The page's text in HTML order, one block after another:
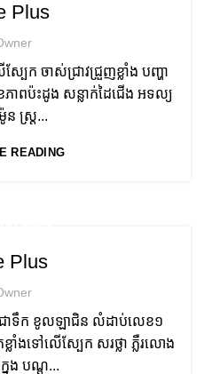
Plus
បែក ចាស់ជ្រាវជ្រួញខ្លាំង បញ្ហា
ពប៉ះដូង សន្លាក់ដៃជើង អទល្យ
ន ស្រ្ត...
READING
Plus
ាទឹក ខូលឡាជិន លំដាប់លេខ១
ាំងទៅលើស្បែក សរថ្លា ភ្លឺរលោង
នុង បណ្តុ...